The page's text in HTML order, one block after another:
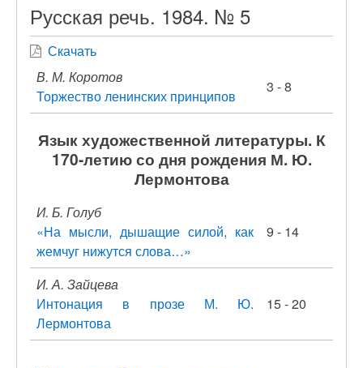
Русская речь. 1984. № 5
Скачать
В. М. Коротов
Торжество ленинских принципов
3 - 8
Язык художественной литературы. К
170-летию со дня рождения М. Ю.
Лермонтова
И. Б. Голуб
«На мысли, дышащие силой, как
жемчуг нижутся слова…»
9 - 14
И. А. Зайцева
Интонация в прозе М. Ю.
Лермонтова
15 - 20